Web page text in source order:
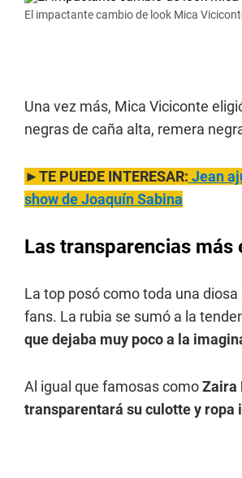
El impactante cambio de look Mica
Una vez más, Mica Viciconte
negras de caña alta, remera
►TE PUEDE INTERESAR: Jean
show de Joaquín Sabina
Las transparencias
La top posó como toda una
fans. La rubia se sumó a la
que dejaba muy poco a la
Al igual que famosas comoZaira
transparentará su culotte y ropa